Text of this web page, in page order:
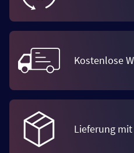
Kostenlose
Lieferung mit